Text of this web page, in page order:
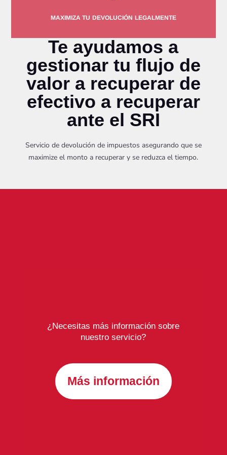
MAXIMIZA TU DEVOLUCIÓN LEGALMENTE
Te ayudamos a
gestionar tu flujo de
valor a recuperar de
efectivo a recuperar
ante el SRI
Servicio de devolución de impuestos asegurando que se
maximize el monto a recuperar y se reduzca el tiempo.
¿Necesitas más información sobre
nuestro servicio?
Más información